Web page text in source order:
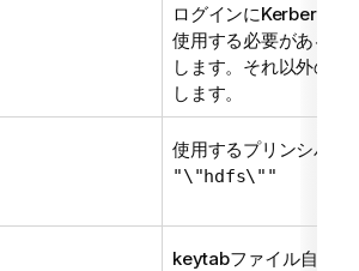
ログインにKerberos
使用する必要がある場
します。それ以外の場
します。
使用するプリンシパル
"\"hdfs\""
keytabファイル自体へ